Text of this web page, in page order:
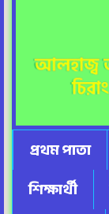
প্রথম পাতা
শিক্ষার্থী